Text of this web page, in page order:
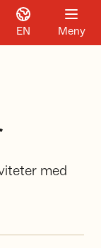
EN Meny
med